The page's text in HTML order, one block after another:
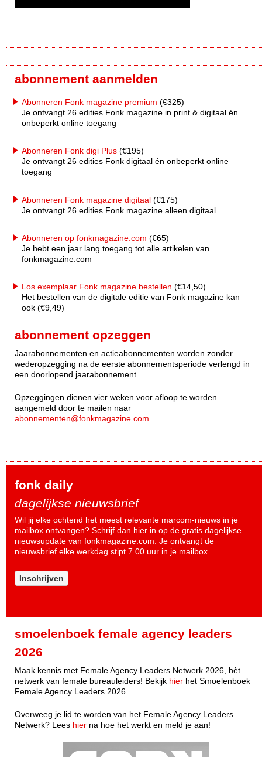
abonnement aanmelden
Abonneren Fonk magazine premium (€325)
Je ontvangt 26 edities Fonk magazine in print & digitaal én
onbeperkt online toegang
Abonneren Fonk digi Plus (€195)
Je ontvangt 26 edities Fonk digitaal én onbeperkt online
toegang
Abonneren Fonk magazine digitaal (€175)
Je ontvangt 26 edities Fonk magazine alleen digitaal
Abonneren op fonkmagazine.com (€65)
Je hebt een jaar lang toegang tot alle artikelen van
fonkmagazine.com
Los exemplaar Fonk magazine bestellen (€14,50)
Het bestellen van de digitale editie van Fonk magazine kan
ook (€9,49)
abonnement opzeggen
Jaarabonnementen en actieabonnementen worden zonder
wederopzegging na de eerste abonnementsperiode verlengd in
een doorlopend jaarabonnement.
Opzeggingen dienen vier weken voor afloop te worden
aangemeld door te mailen naar
abonnementen@fonkmagazine.com
fonk daily
dagelijkse nieuwsbrief
Wil jij elke ochtend het meest relevante marcom-nieuws in je
mailbox ontvangen? Schrijf dan hier in op de gratis dagelijkse
nieuwsupdate van fonkmagazine.com. Je ontvangt de
nieuwsbrief elke werkdag stipt 7.00 uur in je mailbox.
Inschrijven
smoelenboek female agency leaders
2026
Maak kennis met Female Agency Leaders Netwerk 2026, hèt
netwerk van female bureauleiders! Bekijk hier het Smoelenboek
Female Agency Leaders 2026.
Overweeg je lid te worden van het Female Agency Leaders
Netwerk? Lees hier na hoe het werkt en meld je aan!